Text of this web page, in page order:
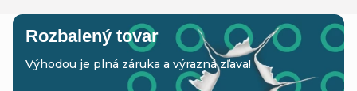
a
Rozbalený tovar
Výhodou je plná záruka a výrazná zľava!